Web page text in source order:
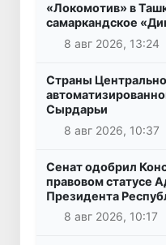
«Локомотив» в
самаркандское
8 авг 2026, 13:24
Страны
Сырдарьи
8 авг 2026, 10:37
Сенат одобрил
правовом статусе
Президента
8 авг 2026, 10:17